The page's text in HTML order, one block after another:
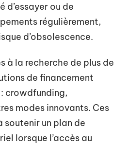
d’essayer ou de
régulièrement,
d’obsolescence.
à la recherche de plus de
de financement
crowdfunding,
modes innovants. Ces
un plan de
lorsque l’accès au